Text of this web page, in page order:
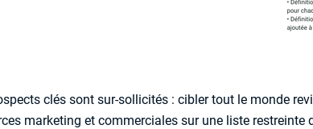
clés sont sur-sollicités : cibler tout le monde
marketing et commerciales sur une liste